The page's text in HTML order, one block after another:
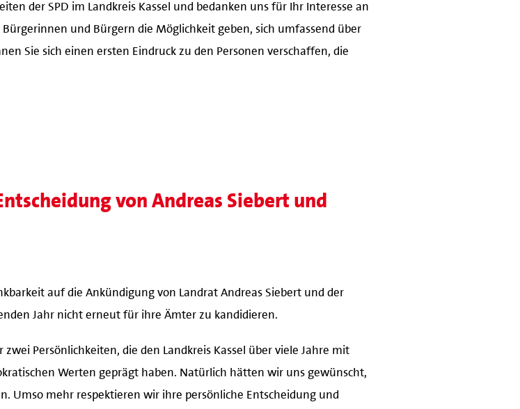
der SPD im Landkreis Kassel und bedanken uns für Ihr Interesse an
und Bürgern die Möglichkeit geben, sich umfassend über
Sie sich einen ersten Eindruck zu den Personen verschaffen, die
von Andreas Siebert und
auf die Ankündigung von Landrat Andreas Siebert und der
Jahr nicht erneut für ihre Ämter zu kandidieren.
Persönlichkeiten, die den Landkreis Kassel über viele Jahre mit
Werten geprägt haben. Natürlich hätten wir uns gewünscht,
Umso mehr respektieren wir ihre persönliche Entscheidung und